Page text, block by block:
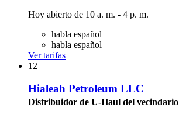
Hoy abierto de 10 a. m. - 4 p. m.
habla español
habla español
Ver tarifas
12
Hialeah Petroleum LLC
Distribuidor de U-Haul del vecindario